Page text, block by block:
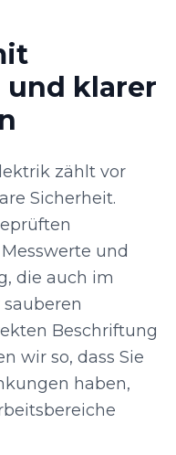
klarer
zählt vor
Sicherheit.
und
die auch im
Beschriftung
wir so, dass Sie
haben,